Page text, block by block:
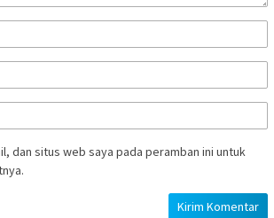
dan situs web saya pada peramban ini untuk